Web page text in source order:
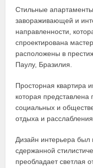
Стильные
завораживающей и
направленности,
спроектирована
расположены в
Паулу, Бразилия.
Просторная квартира
которая
социальных и
отдыха и расслабления.
Дизайн интерьера
сдержанной
преобладает светлая